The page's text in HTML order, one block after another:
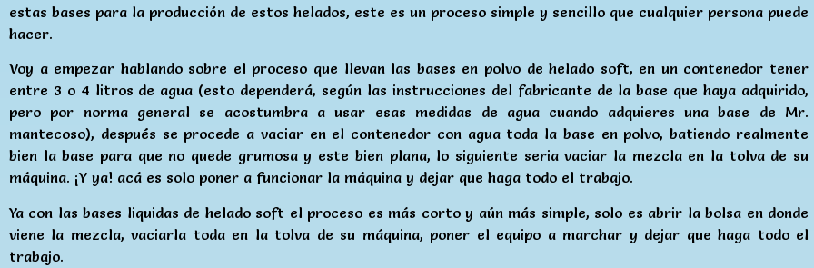
estas bases para la producción de estos helados, este es un proceso simple y sencillo que cualquier persona puede
hacer.
Voy a empezar hablando sobre el proceso que llevan las bases en polvo de helado soft, en un contenedor tener
entre 3 o 4 litros de agua (esto dependerá, según las instrucciones del fabricante de la base que haya adquirido,
pero por norma general se acostumbra a usar esas medidas de agua cuando adquieres una base de Mr.
mantecoso), después se procede a vaciar en el contenedor con agua toda la base en polvo, batiendo realmente
bien la base para que no quede grumosa y este bien plana, lo siguiente seria vaciar la mezcla en la tolva de su
máquina. ¡Y ya! acá es solo poner a funcionar la máquina y dejar que haga todo el trabajo.
Ya con las bases liquidas de helado soft el proceso es más corto y aún más simple, solo es abrir la bolsa en donde
viene la mezcla, vaciarla toda en la tolva de su máquina, poner el equipo a marchar y dejar que haga todo el
trabajo.